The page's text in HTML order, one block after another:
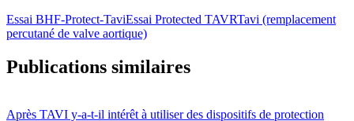
Essai BHF-Protect-TaviEssai Protected TAVRTavi (remplacement
percutané de valve aortique)
Publications similaires
Après TAVI y-a-t-il intérêt à utiliser des dispositifs de protection